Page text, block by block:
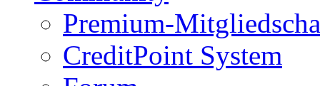
Premium-
CreditPoint System